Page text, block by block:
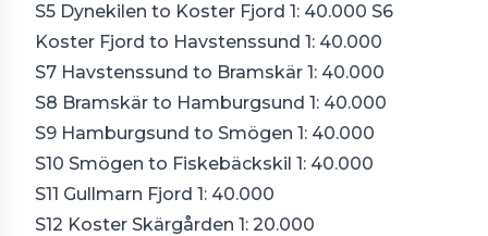
S5 Dynekilen to Koster Fjord 1: 40.000 S6
Koster Fjord to Havstenssund 1: 40.000
S7 Havstenssund to Bramskär 1: 40.000
S8 Bramskär to Hamburgsund 1: 40.000
S9 Hamburgsund to Smögen 1: 40.000
S10 Smögen to Fiskebäckskil 1: 40.000
S11 Gullmarn Fjord 1: 40.000
S12 Koster Skärgården 1: 20.000